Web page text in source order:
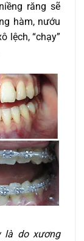
răng sẽ
hàm, nướu
lệch, “chạy”
là do xương